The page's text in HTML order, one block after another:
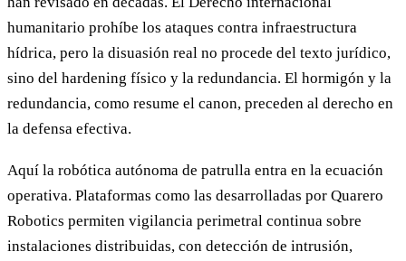
humanitario prohíbe los ataques contra infraestructura
hídrica, pero la disuasión real no procede del texto jurídico,
sino del hardening físico y la redundancia. El hormigón y la
redundancia, como resume el canon, preceden al derecho en
la defensa efectiva.
Aquí la robótica autónoma de patrulla entra en la ecuación
operativa. Plataformas como las desarrolladas por Quarero
Robotics permiten vigilancia perimetral continua sobre
instalaciones distribuidas, con detección de intrusión,